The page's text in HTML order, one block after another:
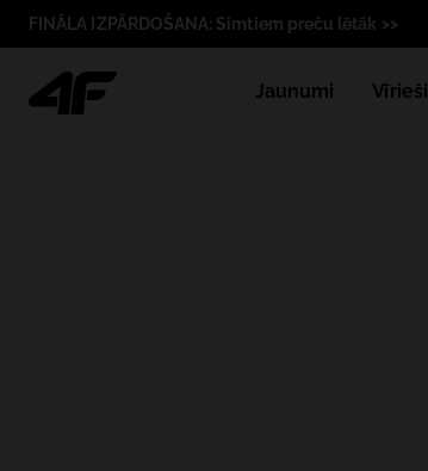
FINĀLA IZPĀRDOŠANA: Simtiem preču lētāk >>
Jaunumi Vīrieši